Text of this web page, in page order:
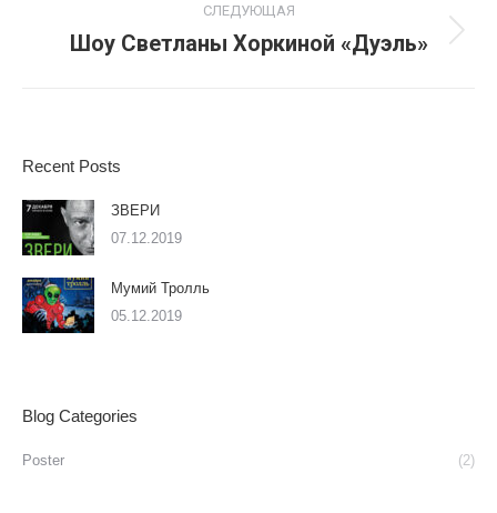
СЛЕДУЮЩАЯ
Следующий
Шоу Светланы Хоркиной «Дуэль»
Recent Posts
ЗВЕРИ
07.12.2019
Мумий Тролль
05.12.2019
Blog Categories
Poster (2)